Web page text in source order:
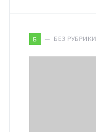
Б БЕЗ РУБРИКИ